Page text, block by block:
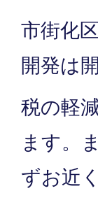
市街化
開発は
税の軽
ます。
ずお近